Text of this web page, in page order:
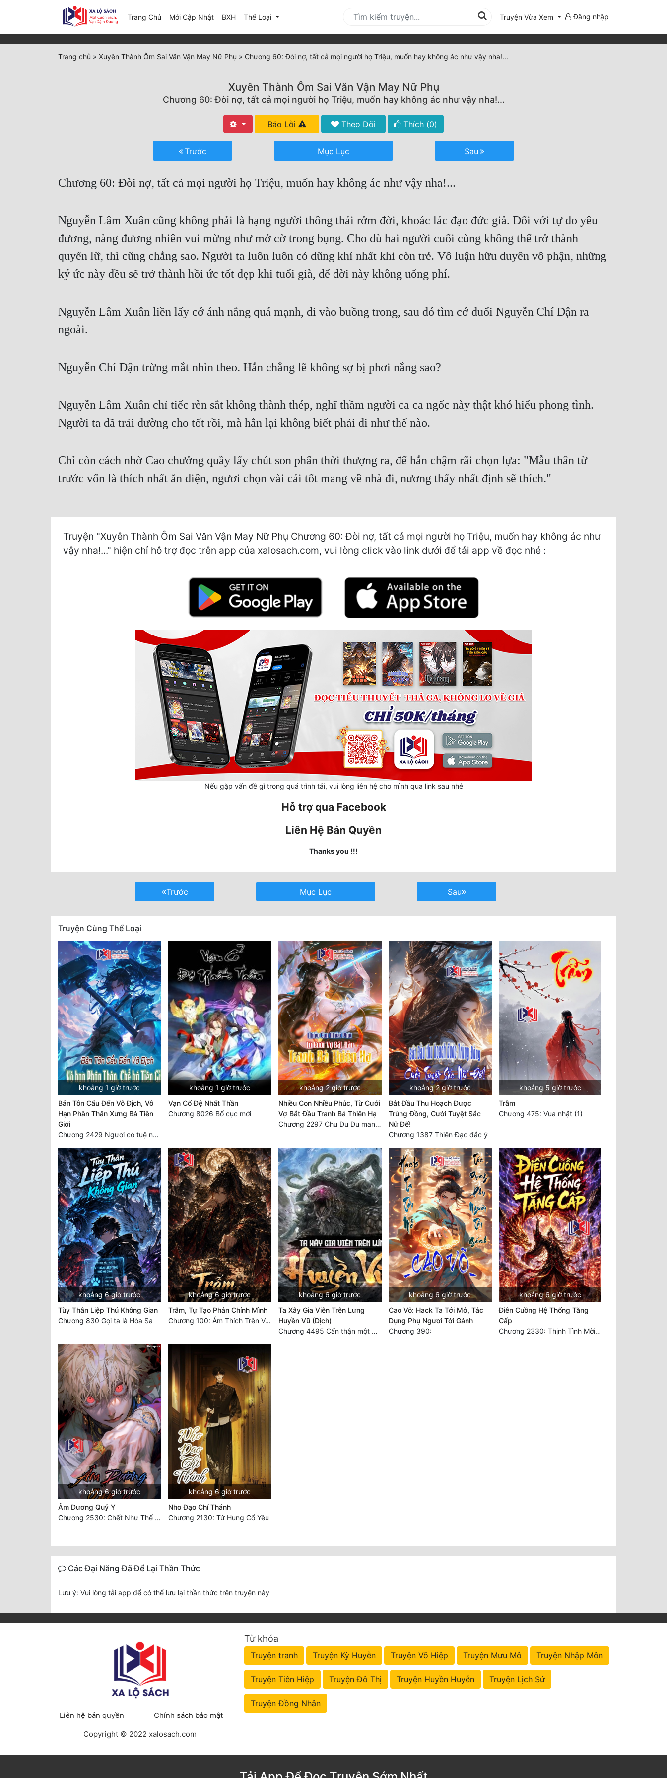
Trang Chủ Mới Cập Nhật(current)
BXH Thể Loại Truyện Vừa Xem Đăng nhập
Trang chủ » Xuyên Thành Ôm Sai Văn Vận May Nữ Phụ » Chương 60: Đòi nợ, tất cả mọi người họ Triệu, muốn hay không ác như vậy nha!...
Xuyên Thành Ôm Sai Văn Vận May Nữ Phụ
Chương 60: Đòi nợ, tất cả mọi người họ Triệu, muốn hay không ác như vậy nha!...
Báo Lỗi Theo Dõi Thích (0)
Trước Mục Lục Sau
Chương 60: Đòi nợ, tất cả mọi người họ Triệu, muốn hay không ác như vậy nha!...
Nguyễn Lâm Xuân cũng không phải là hạng người thông thái rởm đời, khoác lác đạo đức giả. Đối với tự do yêu
đương, nàng đương nhiên vui mừng như mở cờ trong bụng. Cho dù hai người cuối cùng không thể trở thành
quyến lữ, thì cũng chẳng sao. Người ta luôn luôn có dũng khí nhất khi còn trẻ. Vô luận hữu duyên vô phận, những
ký ức này đều sẽ trở thành hồi ức tốt đẹp khi tuổi già, để đời này không uổng phí.
Nguyễn Lâm Xuân liền lấy cớ ánh nắng quá mạnh, đi vào buồng trong, sau đó tìm cớ đuổi Nguyễn Chí Dận ra
ngoài.
Nguyễn Chí Dận trừng mắt nhìn theo. Hắn chẳng lẽ không sợ bị phơi nắng sao?
Nguyễn Lâm Xuân chỉ tiếc rèn sắt không thành thép, nghĩ thầm người ca ca ngốc này thật khó hiểu phong tình.
Người ta đã trải đường cho tốt rồi, mà hắn lại không biết phải đi như thế nào.
Chỉ còn cách nhờ Cao chưởng quầy lấy chút son phấn thời thượng ra, để hắn chậm rãi chọn lựa: "Mẫu thân từ
trước vốn là thích nhất ăn diện, ngươi chọn vài cái tốt mang về nhà đi, nương thấy nhất định sẽ thích."
Truyện "Xuyên Thành Ôm Sai Văn Vận May Nữ Phụ Chương 60: Đòi nợ, tất cả mọi người họ Triệu, muốn hay không ác như
vậy nha!..." hiện chỉ hỗ trợ đọc trên app của xalosach.com, vui lòng click vào link dưới để tải app về đọc nhé :
Nếu gặp vấn đề gì trong quá trình tải, vui lòng liên hệ cho mình qua link sau nhé
Hỗ trợ qua Facebook
Liên Hệ Bản Quyền
Thanks you !!!
Trước Mục Lục Sau
Truyện Cùng Thể Loại
khoảng 1 giờ trước
Bản Tôn Cẩu Đến Vô Địch, Vô
Hạn Phân Thân Xưng Bá Tiên
Giới
Chương 2429 Ngươi có tuệ nhãn? Ta có...
khoảng 1 giờ trước
Vạn Cổ Đệ Nhất Thần
Chương 8026 Bố cục mới
khoảng 2 giờ trước
Nhiều Con Nhiều Phúc, Từ Cưới
Vợ Bắt Đầu Tranh Bá Thiên Hạ
Chương 2297 Chu Du Du mang thai
khoảng 2 giờ trước
Bắt Đầu Thu Hoạch Được
Trùng Đồng, Cưới Tuyệt Sắc
Nữ Đế!
Chương 1387 Thiên Đạo đắc ý
khoảng 5 giờ trước
Trẫm
Chương 475: Vua nhặt (1)
khoảng 6 giờ trước
Tùy Thân Liệp Thú Không Gian
Chương 830 Gọi ta là Hòa Sa
khoảng 6 giờ trước
Trẫm, Tự Tạo Phản Chính Mình
Chương 100: Ám Thích Trên Vân Sơn
khoảng 6 giờ trước
Ta Xây Gia Viên Trên Lưng
Huyền Vũ (Dịch)
Chương 4495 Cẩn thận một chút vẫn là tốt.
khoảng 6 giờ trước
Cao Võ: Hack Ta Tới Mở, Tác
Dụng Phụ Ngươi Tới Gánh
Chương 390:
khoảng 6 giờ trước
Điên Cuồng Hệ Thống Tăng
Cấp
Chương 2330: Thịnh Tình Mời Chào
khoảng 6 giờ trước
Âm Dương Quỷ Y
Chương 2530: Chết Như Thế Nào
khoảng 6 giờ trước
Nho Đạo Chí Thánh
Chương 2130: Tứ Hung Cổ Yêu
Các Đại Năng Đã Để Lại Thần Thức
Lưu ý: Vui lòng tải app để có thể lưu lại thần thức trên truyện này
Liên hệ bản quyền
Chính sách bảo mật
Copyright © 2022 xalosach.com
Từ khóa
Truyện tranh Truyện Kỳ Huyễn Truyện Võ Hiệp Truyện Mưu Mô Truyện Nhập Môn
Truyện Tiên Hiệp Truyện Đô Thị Truyện Huyền Huyễn Truyện Lịch Sử
Truyện Đồng Nhân